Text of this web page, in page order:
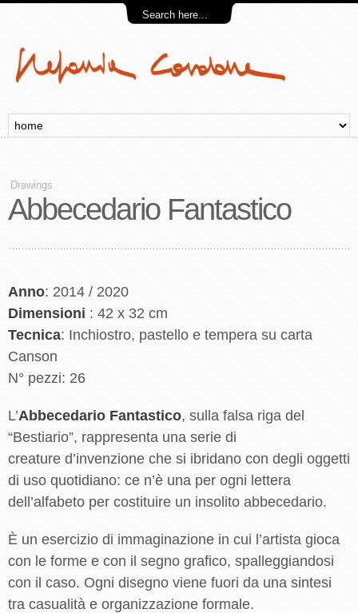
Drawings
Abbecedario Fantastico
Anno: 2014 / 2020
Dimensioni : 42 x 32 cm
Tecnica: Inchiostro, pastello e tempera su carta
Canson
N° pezzi: 26
L’Abbecedario Fantastico, sulla falsa riga del
“Bestiario”, rappresenta una serie di
creature d’invenzione che si ibridano con degli oggetti
di uso quotidiano: ce n’è una per ogni lettera
dell’alfabeto per costituire un insolito abbecedario.
È un esercizio di immaginazione in cui l’artista gioca
con le forme e con il segno grafico, spalleggiandosi
con il caso. Ogni disegno viene fuori da una sintesi
tra casualità e organizzazione formale.